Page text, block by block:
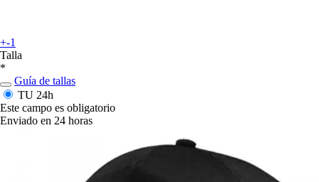
+-1
Talla
*
Guía de tallas
TU 24h
Este campo es obligatorio
Enviado en 24 horas